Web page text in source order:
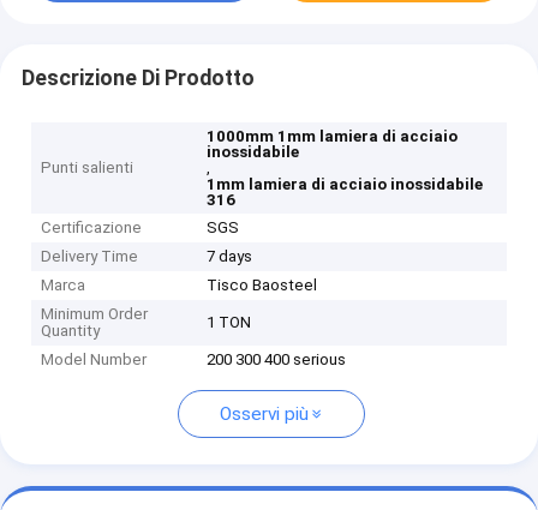
Descrizione Di Prodotto
Punti salienti
1000mm 1mm lamiera di acciaio
inossidabile
,
1mm lamiera di acciaio inossidabile
316
Certificazione
SGS
Delivery Time
7 days
Marca
Tisco Baosteel
Minimum Order
Quantity
1 TON
Model Number 200 300 400 serious
Osservi più